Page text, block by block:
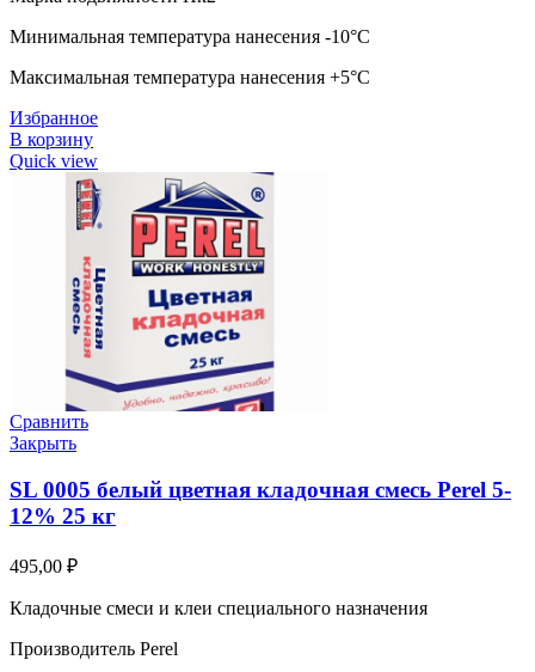
Минимальная температура нанесения -10°C
Максимальная температура нанесения +5°C
Избранное
В корзину
Quick view
Сравнить
Закрыть
SL 0005 белый цветная кладочная смесь Perel 5-
12% 25 кг
495,00 ₽
Кладочные смеси и клеи специального назначения
Производитель Perel